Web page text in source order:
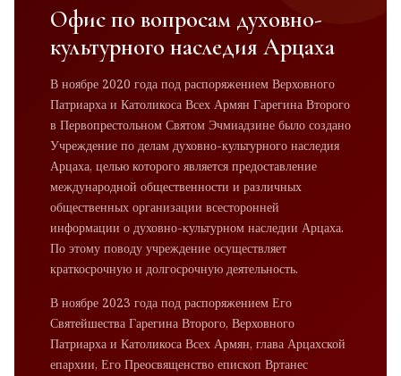
Офис по вопросам духовно-
культурного наследия Арцаха
В ноябре 2020 года под распоряжением Верховного
Патриарха и Католикоса Всех Армян Гарегина Второго
в Первопрестольном Святом Эчмиадзине было создано
Учреждение по делам духовно-культурного наследия
Арцаха, целью которого является предоставление
международной общественности и различных
общественных организации всесторонней
информации о духовно-культурном наследии Арцаха.
По этому поводу учреждение осуществляет
краткосрочную и долгосрочную деятельность.
В ноябре 2023 года под распоряжением Его
Святейшества Гарегина Второго, Верховного
Патриарха и Католикоса Всех Армян, глава Арцахской
епархии, Его Преосвященство епископ Вртанес